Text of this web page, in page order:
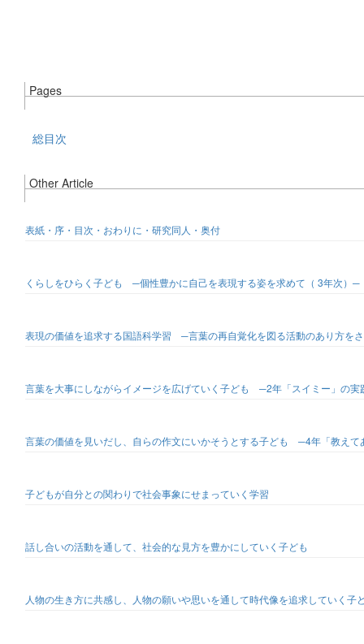
Pages
総目次
Other Article
表紙・序・目次・おわりに・研究同人・奥付
くらしをひらく子ども ─個性豊かに自己を表現する姿を求めて（ 3年次）─
表現の価値を追求する国語科学習 ─言葉の再自覚化を図る活動のあり方を
言葉を大事にしながらイメージを広げていく子ども ─2年「スイミー」の実
言葉の価値を見いだし、自らの作文にいかそうとする子ども ─4年「教え
子どもが自分との関わりで社会事象にせまっていく学習
話し合いの活動を通して、社会的な見方を豊かにしていく子ども
人物の生き方に共感し、人物の願いや思いを通して時代像を追求していく子